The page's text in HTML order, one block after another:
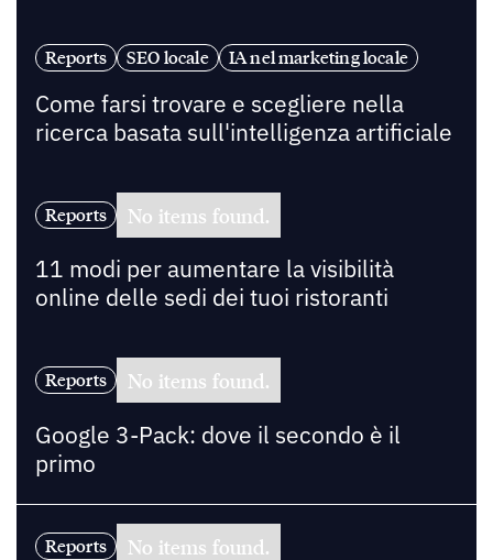
Reports SEO locale IA nel marketing locale
Come farsi trovare e scegliere nella
ricerca basata sull'intelligenza artificiale
Reports No items found.
11 modi per aumentare la visibilità
online delle sedi dei tuoi ristoranti
Reports No items found.
Google 3-Pack: dove il secondo è il
primo
Reports No items found.